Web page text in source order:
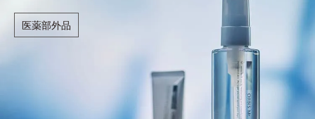
医薬部外品